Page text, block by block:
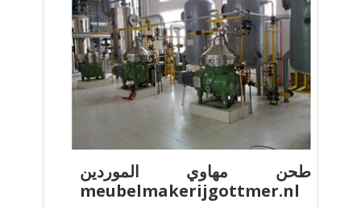
طحن مهاوي الموردين
meubelmakerijgottmer.nl